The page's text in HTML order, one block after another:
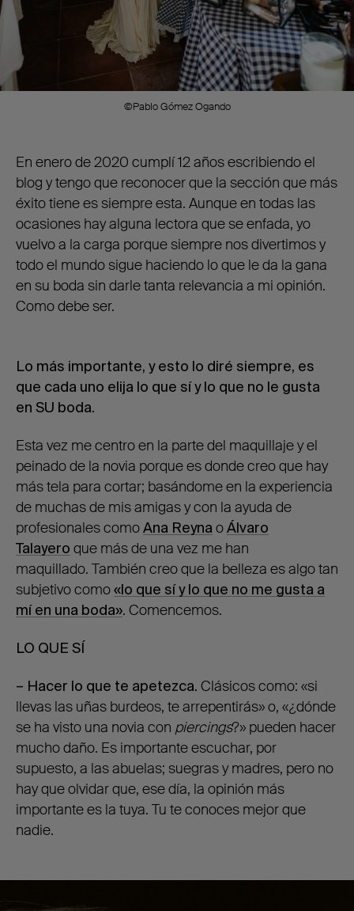
©Pablo Gómez Ogando
En enero de 2020 cumplí 12 años escribiendo el
blog y tengo que reconocer que la sección que más
éxito tiene es siempre esta. Aunque en todas las
ocasiones hay alguna lectora que se enfada, yo
vuelvo a la carga porque siempre nos divertimos y
todo el mundo sigue haciendo lo que le da la gana
en su boda sin darle tanta relevancia a mi opinión.
Como debe ser.
Lo más importante, y esto lo diré siempre, es
que cada uno elija lo que sí y lo que no le gusta
en SU boda.
Esta vez me centro en la parte del maquillaje y el
peinado de la novia porque es donde creo que hay
más tela para cortar; basándome en la experiencia
de muchas de mis amigas y con la ayuda de
profesionales comoAna Reyna oÁlvaro
Talayero que más de una vez me han
maquillado. También creo que la belleza es algo tan
subjetivo como«lo que sí y lo que no me gusta a
mí en una boda». Comencemos.
LO QUE SÍ
– Hacer lo que te apetezca. Clásicos como: «si
llevas las uñas burdeos, te arrepentirás» o, «¿dónde
se ha visto una novia con piercings?» pueden hacer
mucho daño. Es importante escuchar, por
supuesto, a las abuelas; suegras y madres, pero no
hay que olvidar que, ese día, la opinión más
importante es la tuya. Tu te conoces mejor que
nadie.